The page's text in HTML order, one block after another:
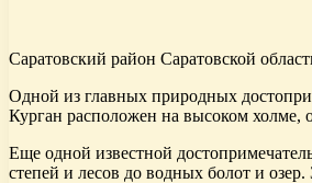
Саратовский район Саратовской
Одной из главных природных
Курган расположен на высоком
Еще одной известной
степей и лесов до водных болот и